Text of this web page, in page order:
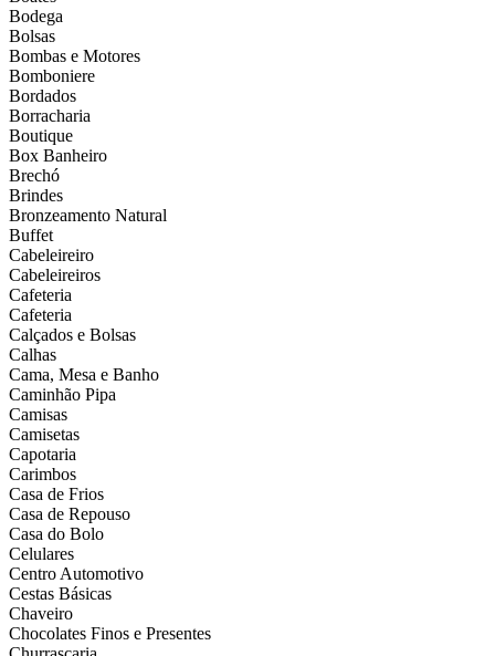
Bodega
Bolsas
Bombas e Motores
Bomboniere
Bordados
Borracharia
Boutique
Box Banheiro
Brechó
Brindes
Bronzeamento Natural
Buffet
Cabeleireiro
Cabeleireiros
Cafeteria
Cafeteria
Calçados e Bolsas
Calhas
Cama, Mesa e Banho
Caminhão Pipa
Camisas
Camisetas
Capotaria
Carimbos
Casa de Frios
Casa de Repouso
Casa do Bolo
Celulares
Centro Automotivo
Cestas Básicas
Chaveiro
Chocolates Finos e Presentes